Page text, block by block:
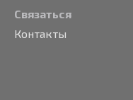
Связаться
Контакты